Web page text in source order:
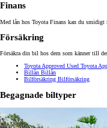
Finans
Med lån hos Toyota Finans kan du smidigt
Försäkring
Försäkra din bil hos dem som känner till
Toyota Approved Used Toyota
Billån Billån
Bilförsäkring Bilförsäkring
Begagnade biltyper